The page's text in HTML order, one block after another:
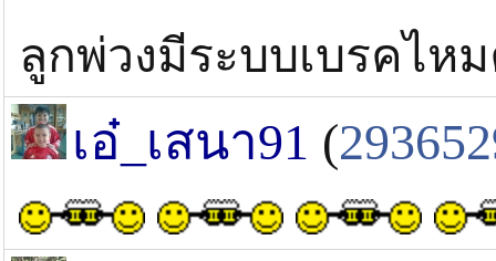
ลูกพ่วงมีระบบเบรคไห
เอ๋_เสนา91 (